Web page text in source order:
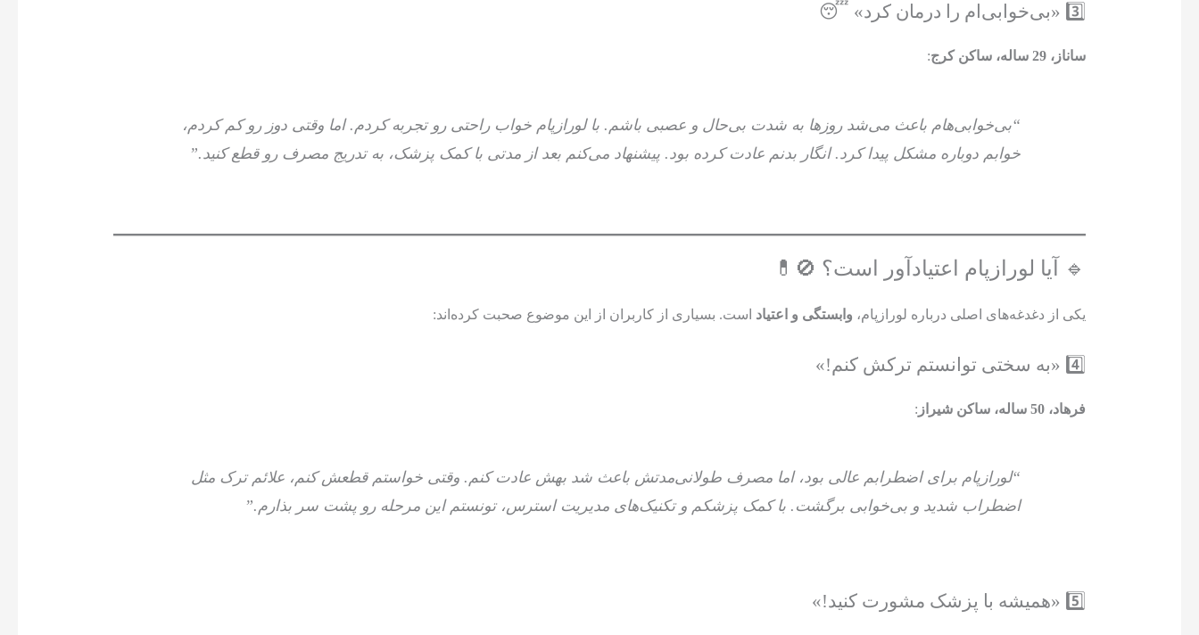
3️⃣ «بی‌خوابی‌ام را درمان کرد» 😴
ساناز، 29 ساله، ساکن کرج :
“بی‌خوابی‌هام باعث می‌شد روزها به شدت بی‌حال و عصبی باشم. با لورازپام خواب راحتی رو تجربه کردم. اما وقتی دوز رو کم کردم،
خوابم دوباره مشکل پیدا کرد. انگار بدنم عادت کرده بود. پیشنهاد می‌کنم بعد از مدتی با کمک پزشک، به تدریج مصرف رو قطع کنید.”
🔹 آیا لورازپام اعتیادآور است؟ 🚫💊
یکی از دغدغه‌های اصلی درباره لورازپام، وابستگی و اعتیاد است. بسیاری از کاربران از این موضوع صحبت کرده‌اند:
4️⃣ «به سختی توانستم ترکش کنم!»
فرهاد، 50 ساله، ساکن شیراز :
“لورازپام برای اضطرابم عالی بود، اما مصرف طولانی‌مدتش باعث شد بهش عادت کنم. وقتی خواستم قطعش کنم، علائم ترک مثل
اضطراب شدید و بی‌خوابی برگشت. با کمک پزشکم و تکنیک‌های مدیریت استرس، تونستم این مرحله رو پشت سر بذارم.”
5️⃣ «همیشه با پزشک مشورت کنید!»